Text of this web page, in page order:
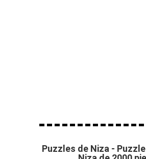
Puzzles de Niza -